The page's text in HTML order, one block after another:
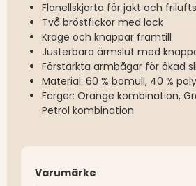
Flanellskjorta för jakt och
Två bröstfickor med lock
Krage och knappar framtill
Justerbara ärmslut med
Förstärkta armbågar för ökad
Material: 60 % bomull, 40 %
Färger: Orange kombination,
Petrol kombination
Varumärke